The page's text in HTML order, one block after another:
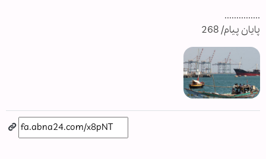
...............
پایان پیام/ 268